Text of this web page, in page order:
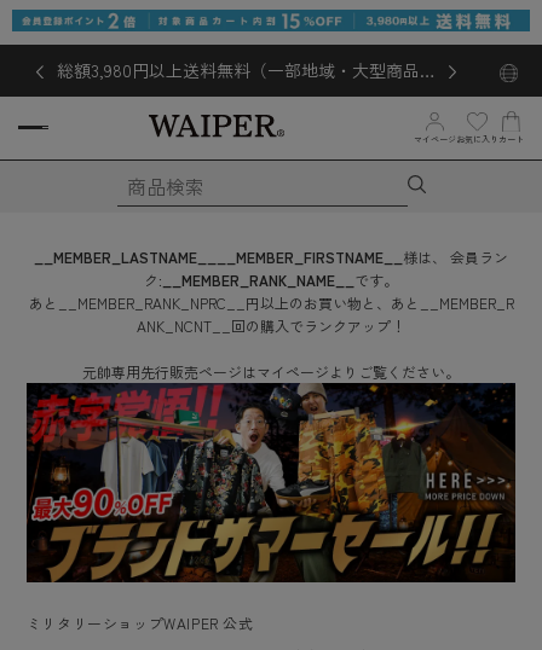
総額3,980円以上送料無料（一部地域・大型商品対
マイページ お気に入り カート
__MEMBER_LASTNAME__ __MEMBER_FIRSTNAME__ 様は、
会員ラン
ク: __MEMBER_RANK_NAME__ です。
あと
__MEMBER_RANK_NPRC__ 円以上のお買い物と、あと
__MEMBER_R
ANK_NCNT__ 回の購入でランクアップ！
元帥専用先行販売ページはマイページよりご覧ください。
ミリタリーショップWAIPER 公式